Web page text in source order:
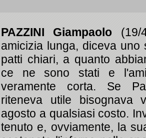
PAZZINI Giampaolo (19/
amicizia lunga, diceva uno
patti chiari, a quanto
ce ne sono stati e
veramente corta. Se
riteneva utile bisognava
agosto a qualsiasi costo.
tenuto e, ovviamente, la